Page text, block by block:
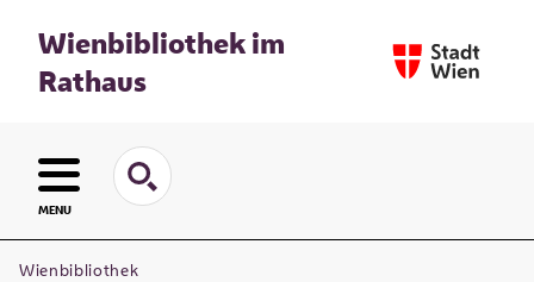
Wienbibliothek im
Rathaus
MENU
Wienbibliothek